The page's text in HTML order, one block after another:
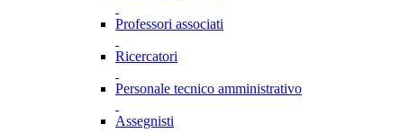
Professori associati
Ricercatori
Personale tecnico amministrativo
Assegnisti